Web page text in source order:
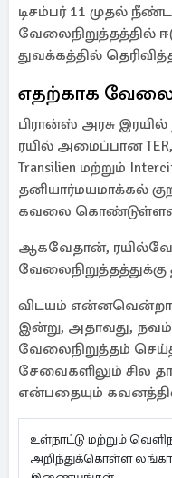
டிசம்பர் 11 முதல்
வேலைநிறுத்தத்தில்
துவக்கத்தில்
எதற்காக
பிரான்ஸ் அரசு
ரயில் அமைப்பான
Transilien மற்றும்
தனியார்மயமாக்கல்
கவலை
ஆகவேதான்,
வேலைநிறுத்தத்துக்கு
விடயம்
இன்று, அதாவது,
வேலைநிறுத்தம்
சேவைகளிலும் சில
என்பதையும்
உள்நாட்டு மற்றும்
அறிந்துக்கொள்ள